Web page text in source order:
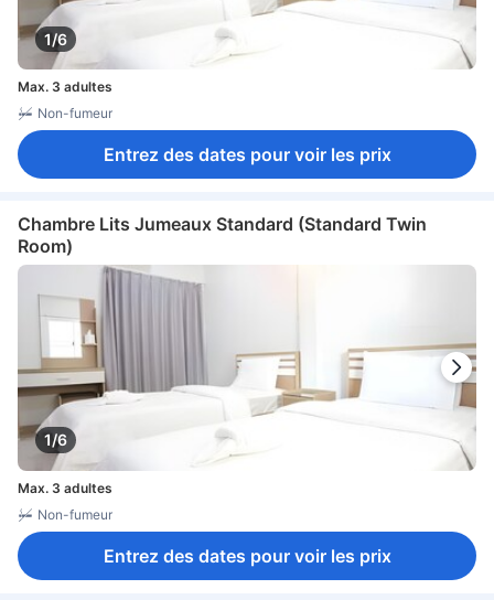
1/6
Max. 3 adultes
Non-fumeur
Entrez des dates pour voir les prix
Chambre Lits Jumeaux Standard (Standard Twin
Room)
1/6
Max. 3 adultes
Non-fumeur
Entrez des dates pour voir les prix